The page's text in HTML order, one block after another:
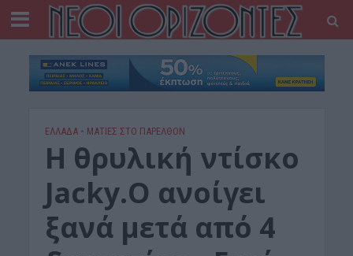
ΕΛΛΑΔΑ • ΜΑΤΙΕΣ ΣΤΟ ΠΑΡΕΛΘΟΝ
Η θρυλική ντίσκο
Jacky.O ανοίγει
ξανά μετά από 4